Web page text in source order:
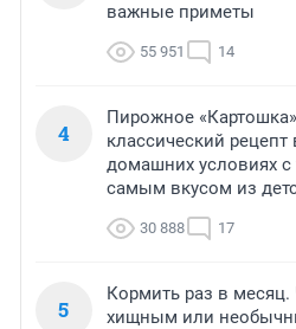
важные приметы
55 951 14
4
Пирожное
классический рецепт
домашних условиях с
самым вкусом из
30 888 17
5
Кормить раз в
хищным или